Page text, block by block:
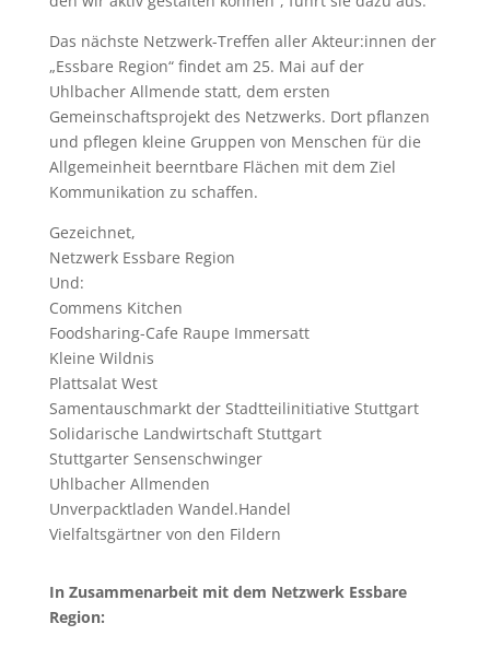
Das nächste Netzwerk-Treffen aller Akteur:innen der
„Essbare Region“ findet am 25. Mai auf der
Uhlbacher Allmende statt, dem ersten
Gemeinschaftsprojekt des Netzwerks. Dort pflanzen
und pflegen kleine Gruppen von Menschen für die
Allgemeinheit beerntbare Flächen mit dem Ziel
Kommunikation zu schaffen.
Gezeichnet,
Netzwerk Essbare Region
Und:
Commens Kitchen
Foodsharing-Cafe Raupe Immersatt
Kleine Wildnis
Plattsalat West
Samentauschmarkt der Stadtteilinitiative Stuttgart
Solidarische Landwirtschaft Stuttgart
Stuttgarter Sensenschwinger
Uhlbacher Allmenden
Unverpacktladen Wandel.Handel
Vielfaltsgärtner von den Fildern
In Zusammenarbeit mit dem Netzwerk Essbare
Region: